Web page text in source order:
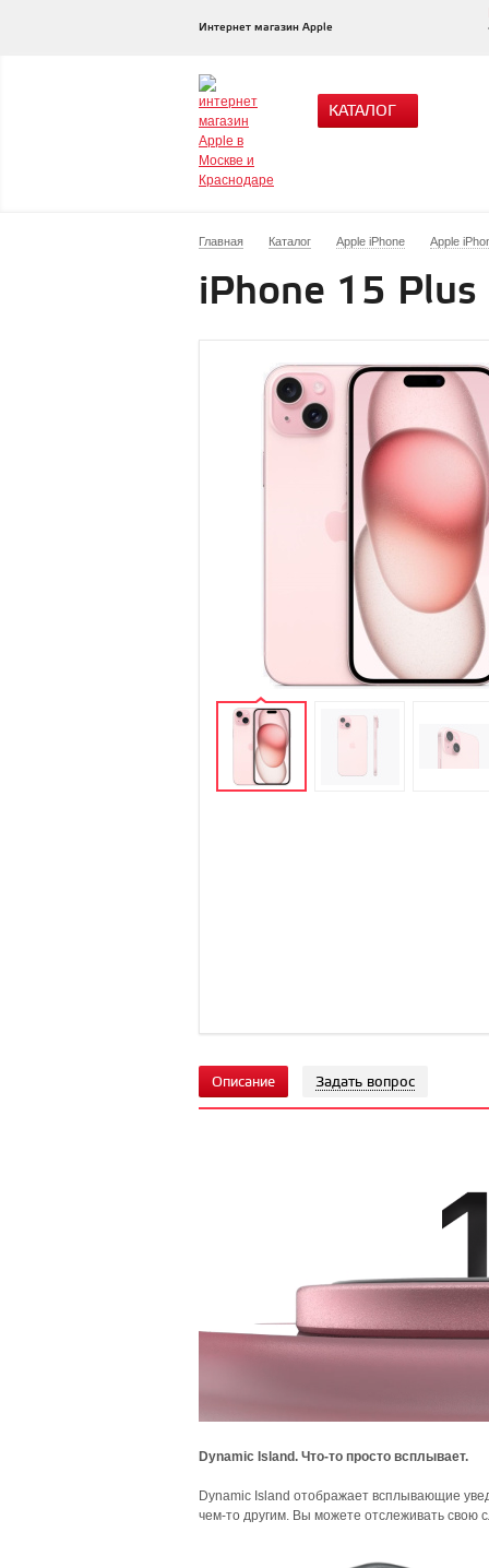
Интернет магазин Apple
КАТАЛОГ
Главная Каталог Apple iPhone Apple
iPhone 15
Описание Задать вопрос
Dynamic Island. Что-то просто всплывает.
Dynamic Island отображает всплывающие
чем-то другим. Вы можете отслеживать свою